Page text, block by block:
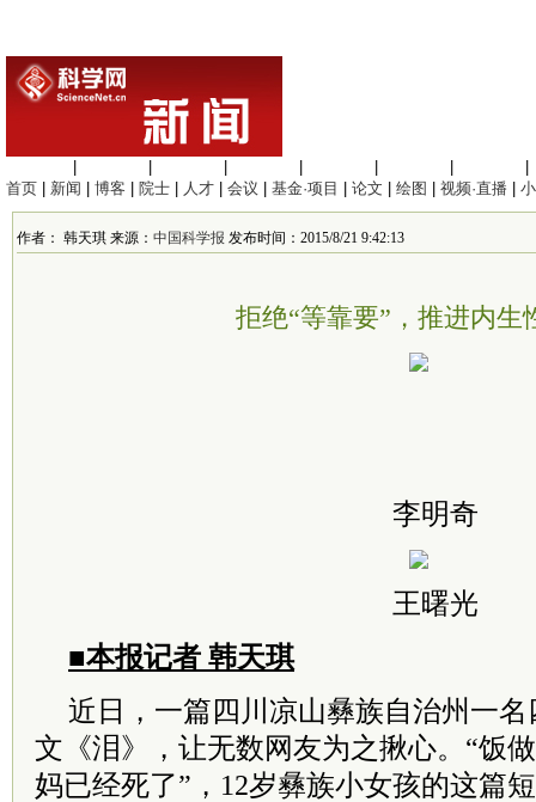
首页
新闻 博客 院士 人才 会议 基金·项目 论文 绘图 视频·直播
作者： 韩天琪 来源： 中国科学报 发布时间：2015/8/21 9:42:13
拒绝“等靠要”，推进内生
李明奇
王曙光
■本报记者 韩天琪
近日，一篇四川凉山彝族自治州一
文《泪》，让无数网友为之揪心。“饭
妈已经死了”，12岁彝族小女孩的这篇